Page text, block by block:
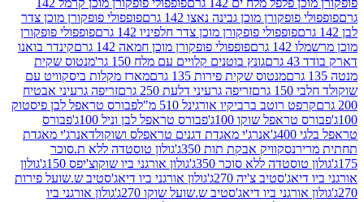
מלח ים 142 גרם
פופפולי פופקורן מוכן קרמל 142
מוכן גבינה נאצו 142 גרם
פופפולי פופקורן מוכן צדר
פופפולי פופקורן מוכן צדר חלפיניו 142 גרם
פופפולי פופקורן
גרם
פופפולי פופקורן מוכן חמאה 142 גרם
קינדר בואנו
גונץ בוטנים קלויים עם מלח 150 גר'
מנטוס שקית
מנטוס שקית פירות 135 גרם
מארז מקלות ביסקוויט עם
זריפה גרעיני דלעת 250 גרם
זריפה גרעיני אבטיח
רוטב ברביקיו אורגינל 510 מ"ל
פבורס טראפל לבן פיסטוק
שוקו 100ג'
פבורס טראפל לבן וניל 100ג'
פבורס
אנרג'י מאגדת דגנים טראפלס ושוקולדאנרג'י מאגדת
נסקוויק אבקת תות 350ג'
גולון טוסטדה ללא ת.סוכר
ללא סוכר 350ג'
גולון אורגני ביו שוקוצ'יפס 150ג'
גולון
צ'יה 270ג'
גולון אורגני ביו דיאג'סטיב ש.שועל פירות
ביו דיאג'סטיב ש.שועל שוקו 270ג'
גולון אורגני ביו